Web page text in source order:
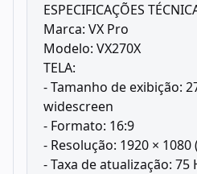
ESPECIFICAÇÕES
Marca: VX Pro
Modelo: VX270X
TELA:
- Tamanho de exibição:
widescreen
- Formato: 16:9
- Resolução: 1920 × 1080
- Taxa de atualização: 75